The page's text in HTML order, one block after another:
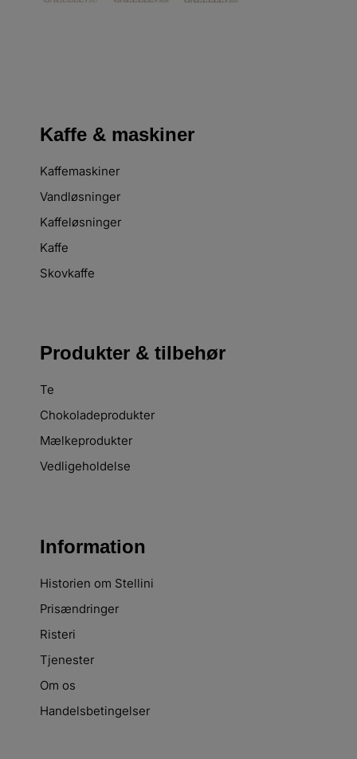
Kaffe & maskiner
Kaffemaskiner
Vandløsninger
Kaffeløsninger
Kaffe
Skovkaffe
Produkter & tilbehør
Te
Chokoladeprodukter
Mælkeprodukter
Vedligeholdelse
Information
Historien om Stellini
Prisændringer
Risteri
Tjenester
Om os
Handelsbetingelser